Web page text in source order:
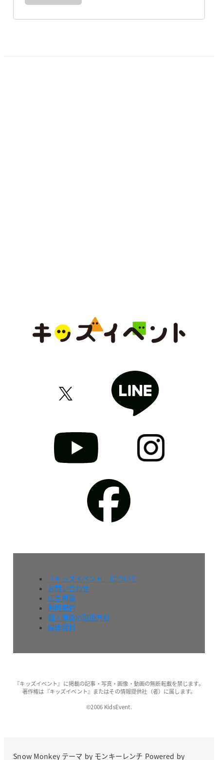
『キッズイベント』について
お問い合わせ
広告掲載
利用規約
個人情報の取扱方針
媒体資料
『キッズイベント』に掲載の記事・写真・画像・動画の無断転載を禁じます。
著作権は『キッズイベント』またはその情報提供社（者）に属します。
©2006 KidsEvent.
Snow Monkeyテーマ by モンキーレンチ Powered by